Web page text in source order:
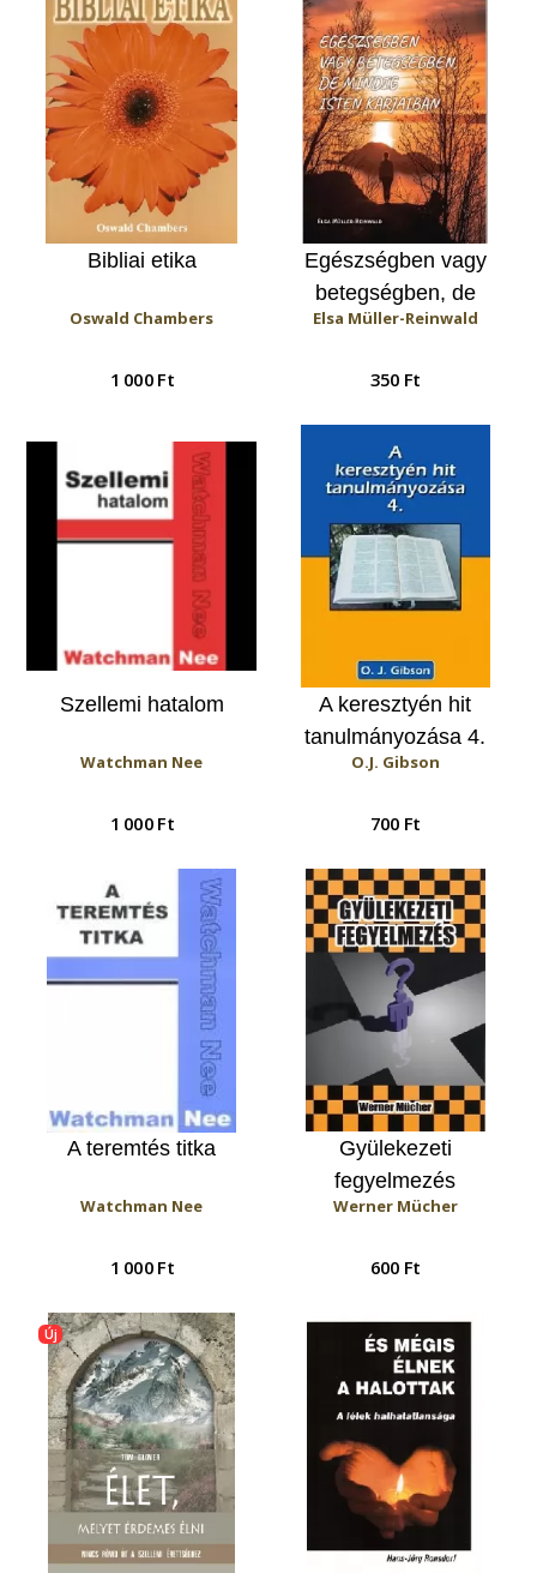
Bibliai etika
Oswald Chambers
1 000 Ft
Egészségben vagy
betegségben, de
mindig Isten karjaiban
Elsa Müller-Reinwald
350 Ft
Szellemi hatalom
Watchman Nee
1 000 Ft
A keresztyén hit
tanulmányozása 4.
O.J. Gibson
700 Ft
A teremtés titka
Watchman Nee
1 000 Ft
Gyülekezeti
fegyelmezés
Werner Mücher
600 Ft
Új